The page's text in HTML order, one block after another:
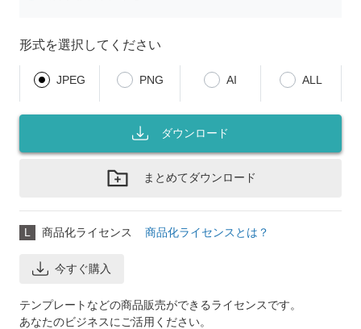
形式を選択してください
JPEG PNG AI ALL
ダウンロード
まとめてダウンロード
L 商品化ライセンス 商品化ライセンスとは？
今すぐ購入
テンプレートなどの商品販売ができるライセンスです。
あなたのビジネスにご活用ください。